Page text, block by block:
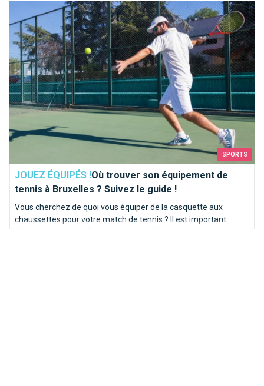
SPORTS
JOUEZ ÉQUIPÉS !Où trouver son équipement de
tennis à Bruxelles ? Suivez le guide !
Vous cherchez de quoi vous équiper de la casquette aux
chaussettes pour votre match de tennis ? Il est important
d'être bien équipé ! On ne devient pas Goffin sur le terrain du
Où trouver son équipement de tennis à Bruxelles ? Suivez le